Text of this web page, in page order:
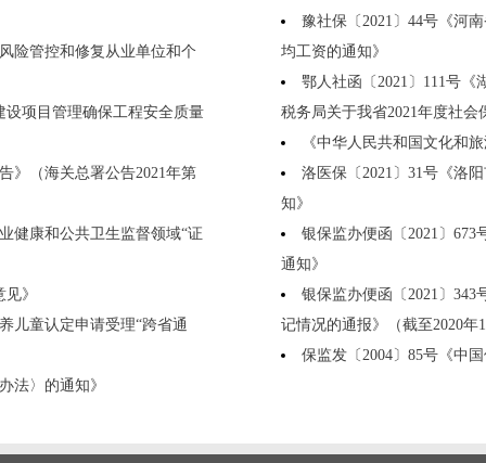
险管控和修复从业单位和个
设项目管理确保工程安全质量
》（海关总署公告2021年第
健康和公共卫生监督领域“证
》
儿童认定申请受理“跨省通
法〉的通知》
豫社保〔2021〕44号《河
均工资的通知》
鄂人社函〔2021〕111号
税务局关于我省2021年度社
《中华人民共和国文化和
洛医保〔2021〕31号《洛
知》
银保监办便函〔2021〕
通知》
银保监办便函〔2021〕
记情况的通报》（截至2020年
保监发〔2004〕85号《中